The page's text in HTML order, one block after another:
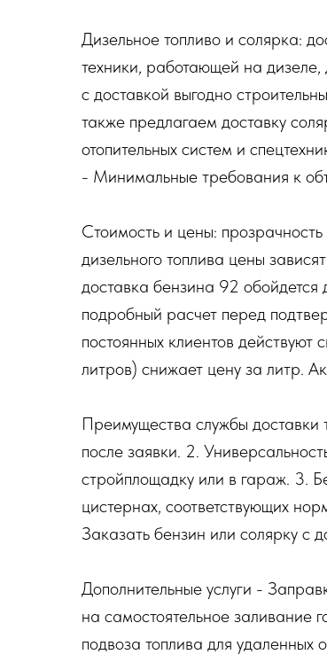
Дизельное топливо и солярка:
техники, работающей на дизеле,
с доставкой выгодно
также предлагаем доставку
отопительных систем и
- Минимальные требования к
Стоимость и цены:
дизельного топлива цены
доставка бензина 92
подробный расчет перед
постоянных клиентов
литров) снижает цену за литр.
Преимущества службы доставки
после заявки. 2.
стройплощадку или в гараж. 3.
цистернах, соответствующих
Заказать бензин или солярку с
Дополнительные услуги -
на самостоятельное заливание
подвоза топлива для